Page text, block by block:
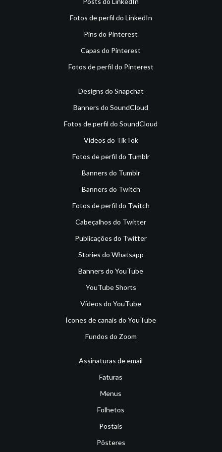
Fotos de perfil do LinkedIn
Pins do Pinterest
Capas do Pinterest
Fotos de perfil do Pinterest
Designs do Snapchat
Banners do SoundCloud
Fotos de perfil do SoundCloud
Vídeos do TikTok
Fotos de perfil do Tumblr
Banners do Tumblr
Banners do Twitch
Fotos de perfil do Twitch
Cabeçalhos do Twitter
Publicações do Twitter
Stories do Whatsapp
Banners do YouTube
YouTube Shorts
Vídeos do YouTube
Ícones de canais do YouTube
Fundos do Zoom
Assinaturas de email
Faturas
Menus
Folhetos
Postais
Pôsteres